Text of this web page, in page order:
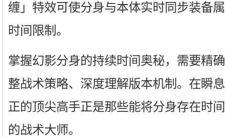
缠」特效可使分身与本体实时同步装备
时间限制。
掌握幻影分身的持续时间奥秘，需要精
整战术策略、深度理解版本机制。在瞬
正的顶尖高手正是那些能将分身存在时
的战术大师。